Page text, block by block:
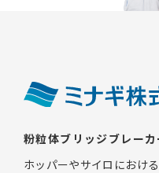
粉粒体ブリッジブレー
ホッパーやサイロにおけ